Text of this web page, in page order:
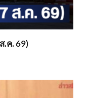
.ค. 69)